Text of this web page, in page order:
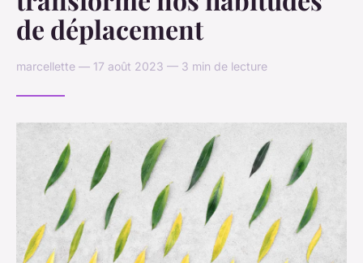
de déplacement
marcellette — 17 août 2023 — 3 min de lecture